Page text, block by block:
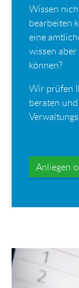
Wissen
bearbeiten
eine
wissen
können?
Wir prüfen
beraten
Anliegen